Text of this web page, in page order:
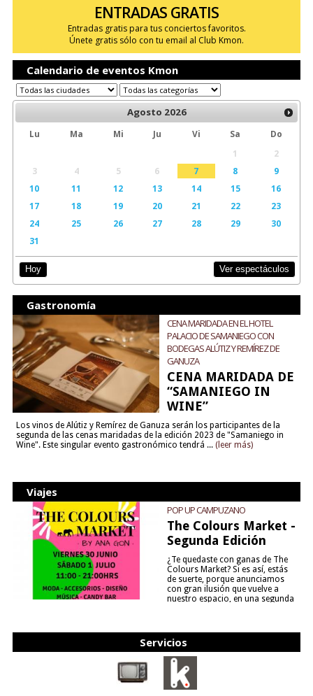
ENTRADAS GRATIS
Entradas gratis para tus conciertos favoritos.
Únete gratis sólo con tu email al Club Kmon.
Calendario de eventos Kmon
Agosto 2026
Lu Ma Mi Ju Vi Sa
Do
1
2
3
4 5 6 7 8
9
10
11 12 13 14 15
16
17
18 19 20 21 22
23
24
25 26 27 28 29
30
31
Hoy Ver espectáculos
Gastronomía
CENA MARIDADA EN EL HOTEL
PALACIO DE SAMANIEGO CON
BODEGAS ALÚTIZ Y REMÍREZ DE
GANUZA
CENA MARIDADA DE
“SAMANIEGO IN
WINE”
Los vinos de Alútiz y Remírez de Ganuza serán los participantes de la
segunda de las cenas maridadas de la edición 2023 de "Samaniego in
Wine". Este singular evento gastronómico tendrá ... (leer más)
Viajes
POP UP CAMPUZANO
The Colours Market -
Segunda Edición
¿Te quedaste con ganas de The
Colours Market? Si es así, estás
de suerte, porque anunciamos
con gran ilusión que vuelve a
nuestro espacio, en una segunda
Servicios